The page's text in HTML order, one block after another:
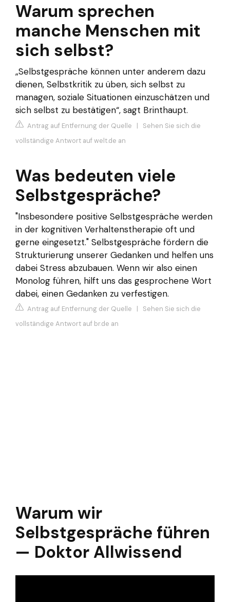
Warum sprechen
manche Menschen mit
sich selbst?
„Selbstgespräche können unter anderem dazu
dienen, Selbstkritik zu üben, sich selbst zu
managen, soziale Situationen einzuschätzen und
sich selbst zu bestätigen“, sagt Brinthaupt.
Antrag auf Entfernung der Quelle | Sehen Sie sich die
vollständige Antwort auf welt.de an
Was bedeuten viele
Selbstgespräche?
"Insbesondere positive Selbstgespräche werden
in der kognitiven Verhaltenstherapie oft und
gerne eingesetzt." Selbstgespräche fördern die
Strukturierung unserer Gedanken und helfen uns
dabei Stress abzubauen. Wenn wir also einen
Monolog führen, hilft uns das gesprochene Wort
dabei, einen Gedanken zu verfestigen.
Antrag auf Entfernung der Quelle | Sehen Sie sich die
vollständige Antwort auf br.de an
Warum wir
Selbstgespräche führen
— Doktor Allwissend